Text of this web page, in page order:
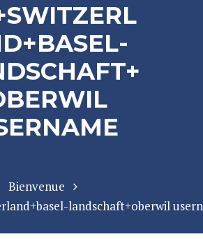
Bienvenue
landschaft+oberwil